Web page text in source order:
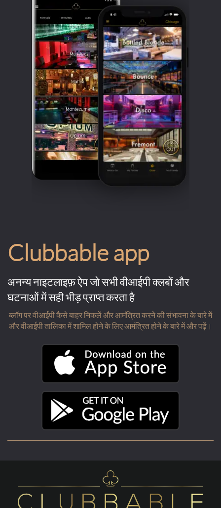
Clubbable app
अनन्य नाइटलाइफ़ ऐप जो सभी वीआईपी क्लबों और
घटनाओं में सही भीड़ प्राप्त करता है
ब्लॉग पर वीआईपी कैसे बाहर निकलें और आमंत्रित करने की संभावना के बारे में
और वीआईपी तालिका में शामिल होने के लिए आमंत्रित होने के बारे में और पढ़ें।